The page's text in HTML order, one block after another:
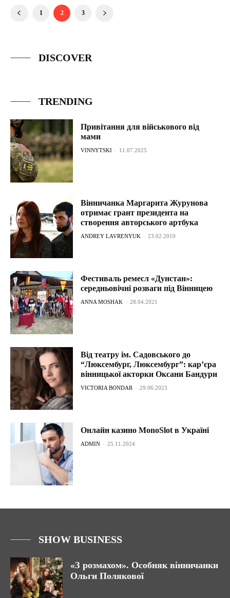
1 2 3
DISCOVER
TRENDING
Привітання для військового від
мами
VINNYTSKI - 11.07.2025
Вінничанка Маргарита Журунова
отримає грант президента на
створення авторського артбука
ANDREY LAVRENYUK - 23.02.2019
Фестиваль ремесл «Дунстан»:
середньовічні розваги під Вінницею
ANNA MOSHAK - 28.04.2021
Від театру ім. Садовського до
“Люксембург, Люксембург”: кар’єра
вінницької акторки Оксани Бандури
VICTORIA BONDAR - 29.06.2023
Онлайн казино MonoSlot в Україні
ADMIN - 25.11.2024
SHOW BUSINESS
«З розмахом». Особняк вінничанки
Ольги Полякової